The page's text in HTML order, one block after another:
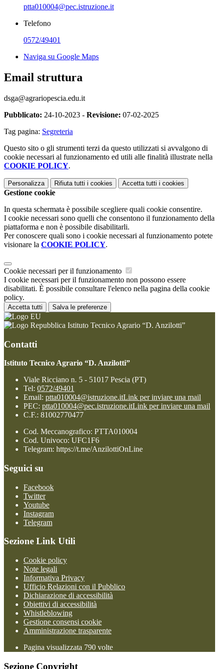
ptta010004@pec.istruzione.it
Telefono
0572/49401
Naviga su Google Maps
Email struttura
dsga@agrariopescia.edu.it
Pubblicato: 24-10-2023 - Revisione: 07-02-2025
Tag pagina: Segreteria
Questo sito o gli strumenti terzi da questo utilizzati si avvalgono di
cookie necessari al funzionamento ed utili alle finalità illustrate nella
COOKIE POLICY.
Personalizza Rifiuta tutti i cookies Accetta tutti i cookies
Gestione cookie
In questa schermata è possibile scegliere quali cookie consentire.
I cookie necessari sono quelli che consentono il funzionamento della
piattaforma e non è possibile disabilitarli.
Per conoscere quali sono i cookie necessari al funzionamento potete
visionare la COOKIE POLICY.
Cookie necessari per il funzionamento
I cookie necessari per il funzionamento non possono essere
disabilitati. È possibile consultare l'elenco nella pagina della cookie
policy.
Accetta tutti Salva le preferenze
Istituto Tecnico Agrario “D. Anzilotti”
Contatti
Istituto Tecnico Agrario “D. Anzilotti”
Viale Ricciano n. 5 - 51017 Pescia (PT)
Tel: 0572/49401
Email: ptta010004@istruzione.itLink per inviare una mail
PEC: ptta010004@pec.istruzione.itLink per inviare una mail
C.F.: 81002770477
Cod. Meccanografico: PTTA010004
Cod. Univoco: UFC1F6
Telegram: https://t.me/AnzilottiOnLine
Seguici su
Facebook
Twitter
Youtube
Instagram
Telegram
Sezione Link Utili
Cookie policy
Note legali
Informativa Privacy
Ufficio Relazioni con il Pubblico
Dichiarazione di accessibilità
Obiettivi di accessibilità
Whistleblowing
Gestione consensi cookie
Amministrazione trasparente
Pagina visualizzata 790 volte
Sezione Copyright